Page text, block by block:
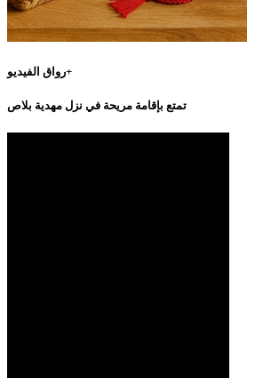
رواق الفيديو+
تمتع بإقامة مريحة في نزل مهدية بلاص